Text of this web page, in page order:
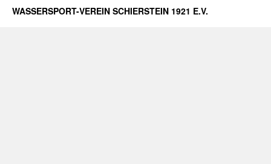
WASSERSPORT-VEREIN SCHIERSTEIN 1921 E.V.